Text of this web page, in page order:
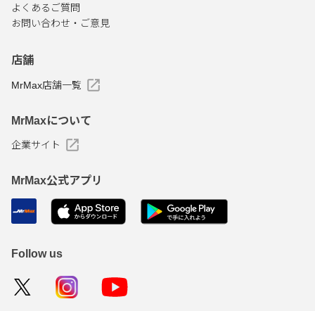
よくあるご質問
お問い合わせ・ご意見
店舗
MrMax店舗一覧
MrMaxについて
企業サイト
MrMax公式アプリ
Follow us